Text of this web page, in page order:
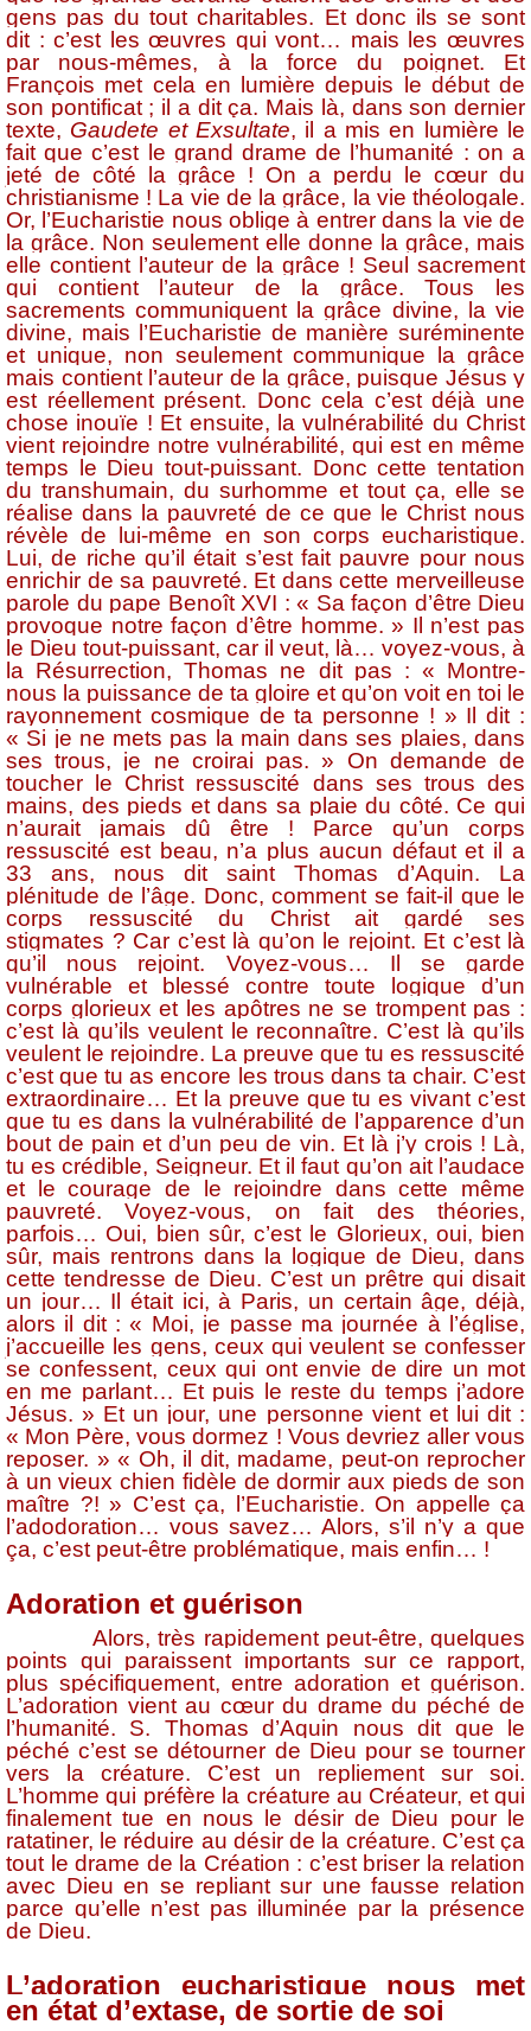
gens pas du tout charitables. Et donc ils se sont
dit : c’est les œuvres qui vont… mais les œuvres
par nous-mêmes, à la force du poignet. Et
François met cela en lumière depuis le début de
son pontificat ; il a dit ça. Mais là, dans son dernier
texte, Gaudete et Exsultate, il a mis en lumière le
fait que c’est le grand drame de l’humanité : on a
jeté de côté la grâce ! On a perdu le cœur du
christianisme ! La vie de la grâce, la vie théologale.
Or, l’Eucharistie nous oblige à entrer dans la vie de
la grâce. Non seulement elle donne la grâce, mais
elle contient l’auteur de la grâce ! Seul sacrement
qui contient l’auteur de la grâce. Tous les
sacrements communiquent la grâce divine, la vie
divine, mais l’Eucharistie de manière suréminente
et unique, non seulement communique la grâce
mais contient l’auteur de la grâce, puisque Jésus y
est réellement présent. Donc cela c’est déjà une
chose inouïe ! Et ensuite, la vulnérabilité du Christ
vient rejoindre notre vulnérabilité, qui est en même
temps le Dieu tout-puissant. Donc cette tentation
du transhumain, du surhomme et tout ça, elle se
réalise dans la pauvreté de ce que le Christ nous
révèle de lui-même en son corps eucharistique.
Lui, de riche qu’il était s’est fait pauvre pour nous
enrichir de sa pauvreté. Et dans cette merveilleuse
parole du pape Benoît XVI : « Sa façon d’être Dieu
provoque notre façon d’être homme. » Il n’est pas
le Dieu tout-puissant, car il veut, là… voyez-vous, à
la Résurrection, Thomas ne dit pas : « Montre-
nous la puissance de ta gloire et qu’on voit en toi le
rayonnement cosmique de ta personne ! » Il dit :
« Si je ne mets pas la main dans ses plaies, dans
ses trous, je ne croirai pas. » On demande de
toucher le Christ ressuscité dans ses trous des
mains, des pieds et dans sa plaie du côté. Ce qui
n’aurait jamais dû être ! Parce qu’un corps
ressuscité est beau, n’a plus aucun défaut et il a
33 ans, nous dit saint Thomas d’Aquin. La
plénitude de l’âge. Donc, comment se fait-il que le
corps ressuscité du Christ ait gardé ses
stigmates ? Car c’est là qu’on le rejoint. Et c’est là
qu’il nous rejoint. Voyez-vous… Il se garde
vulnérable et blessé contre toute logique d’un
corps glorieux et les apôtres ne se trompent pas :
c’est là qu’ils veulent le reconnaître. C’est là qu’ils
veulent le rejoindre. La preuve que tu es ressuscité
c’est que tu as encore les trous dans ta chair. C’est
extraordinaire… Et la preuve que tu es vivant c’est
que tu es dans la vulnérabilité de l’apparence d’un
bout de pain et d’un peu de vin. Et là j’y crois ! Là,
tu es crédible, Seigneur. Et il faut qu’on ait l’audace
et le courage de le rejoindre dans cette même
pauvreté. Voyez-vous, on fait des théories,
parfois… Oui, bien sûr, c’est le Glorieux, oui, bien
sûr, mais rentrons dans la logique de Dieu, dans
cette tendresse de Dieu. C’est un prêtre qui disait
un jour… Il était ici, à Paris, un certain âge, déjà,
alors il dit : « Moi, je passe ma journée à l’église,
j’accueille les gens, ceux qui veulent se confesser
se confessent, ceux qui ont envie de dire un mot
en me parlant… Et puis le reste du temps j’adore
Jésus. » Et un jour, une personne vient et lui dit :
« Mon Père, vous dormez ! Vous devriez aller vous
reposer. » « Oh, il dit, madame, peut-on reprocher
à un vieux chien fidèle de dormir aux pieds de son
maître ?! » C’est ça, l’Eucharistie. On appelle ça
l’adodoration… vous savez… Alors, s’il n’y a que
ça, c’est peut-être problématique, mais enfin… !
Adoration et guérison
Alors, très rapidement peut-être, quelques
points qui paraissent importants sur ce rapport,
plus spécifiquement, entre adoration et guérison.
L’adoration vient au cœur du drame du péché de
l’humanité. S. Thomas d’Aquin nous dit que le
péché c’est se détourner de Dieu pour se tourner
vers la créature. C’est un repliement sur soi.
L’homme qui préfère la créature au Créateur, et qui
finalement tue en nous le désir de Dieu pour le
ratatiner, le réduire au désir de la créature. C’est ça
tout le drame de la Création : c’est briser la relation
avec Dieu en se repliant sur une fausse relation
parce qu’elle n’est pas illuminée par la présence
de Dieu.
L’adoration eucharistique nous met
en état d’extase, de sortie de soi